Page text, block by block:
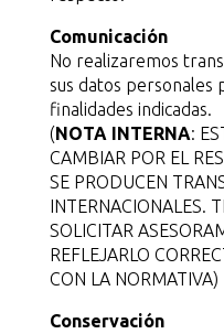
Comunicación
No realizaremos
sus datos personales
finalidades indicadas.
(NOTA INTERNA:
CAMBIAR POR EL
SE PRODUCEN
INTERNACIONALES.
SOLICITAR
REFLEJARLO
CON LA NORMATIVA)
Conservación